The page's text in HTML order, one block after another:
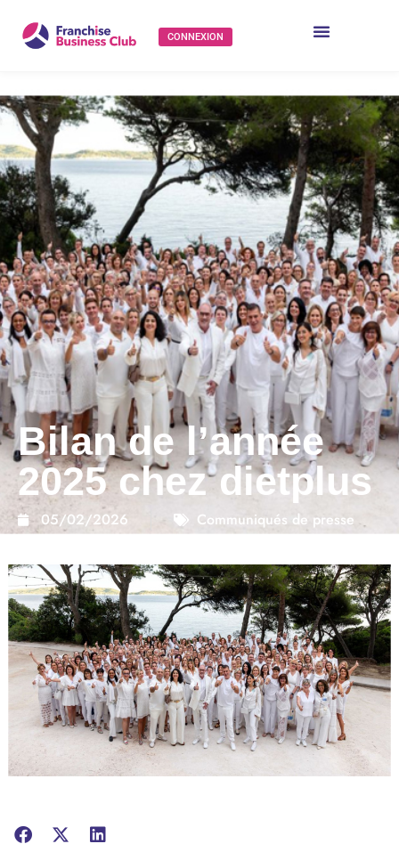
CONNEXION
Bilan de l’année
2025 chez dietplus
05/02/2026 Communiqués de presse